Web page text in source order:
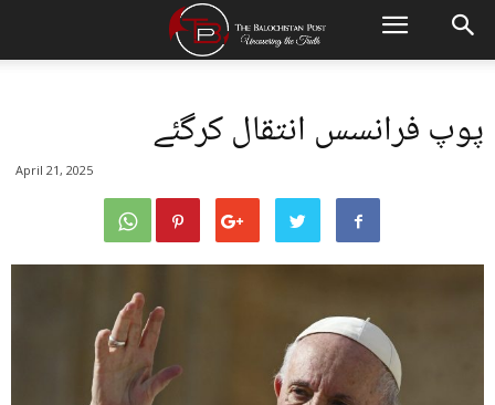
پوپ فرانسس انتقال کرگئے
April 21, 2025